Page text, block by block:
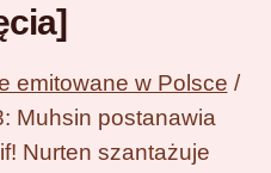
emitowane w Polsce /
Muhsin postanawia
Nurten szantażuje